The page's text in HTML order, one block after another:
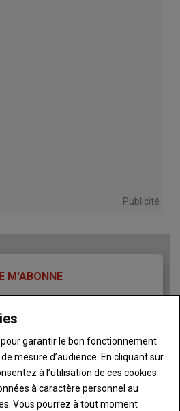
Publicité
M'ABONNE
de 93€
M'ABONNE
articles du site L'Aurore
garantir le bon fonctionnement
mesure d’audience. En cliquant sur
à l’utilisation de ces cookies
à caractère personnel au
Vous pourrez à tout moment